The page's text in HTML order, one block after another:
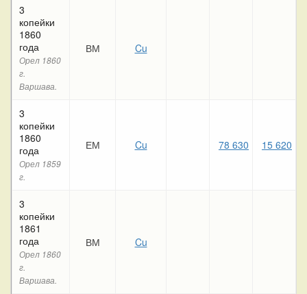
3
копейки
1860
года
Орел 1860
г.
Варшава.
ВМ Cu
3
копейки
1860
года
Орел 1859
г.
ЕМ Cu 78 630 15 620
3
копейки
1861
года
Орел 1860
г.
Варшава.
ВМ Cu